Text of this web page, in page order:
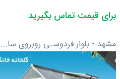
برای قیمت تماس بگیرید
مشهد - بلوار فردوسـی روبروی سا...